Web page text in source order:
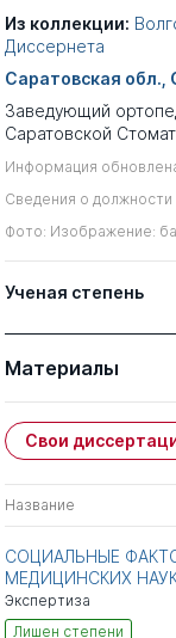
Из коллекции:
Диссернета
Саратовская обл.,
Заведующий
Саратовской
Информация
Сведения о должности
Фото: Изображение:
Ученая степень
Материалы
Свои
Название
СОЦИАЛЬНЫЕ
МЕДИЦИНСКИХ
Экспертиза
Лишен степени